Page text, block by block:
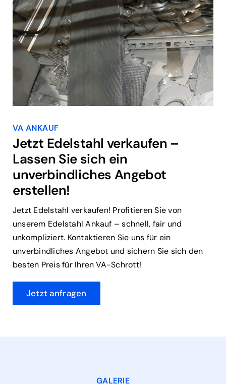
VA ANKAUF
Jetzt Edelstahl verkaufen –
Lassen Sie sich ein
unverbindliches Angebot
erstellen!
Jetzt Edelstahl verkaufen! Profitieren Sie von
unserem Edelstahl Ankauf – schnell, fair und
unkompliziert. Kontaktieren Sie uns für ein
unverbindliches Angebot und sichern Sie sich den
besten Preis für Ihren VA-Schrott!
Jetzt anfragen
GALERIE